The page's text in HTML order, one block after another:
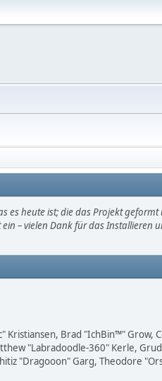
es heute ist; die das Projekt
– vielen Dank für das Installieren
Brad "IchBin™" Grow,
"Labradoodle-360" Kerle,
"Dragooon" Garg, Theodore